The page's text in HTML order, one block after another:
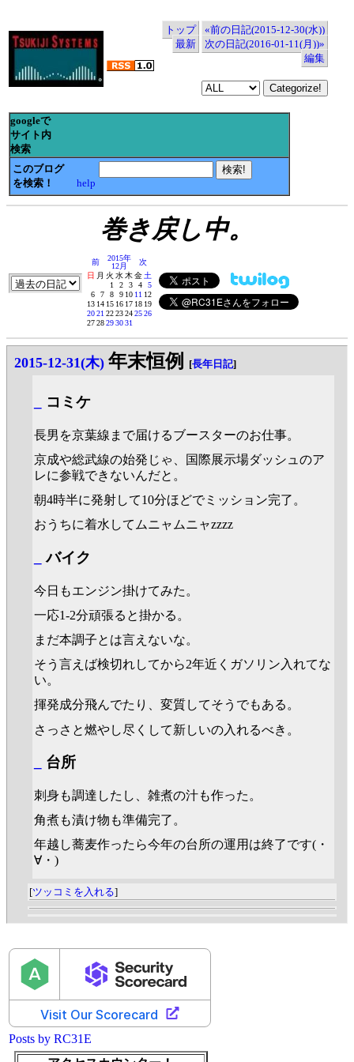
トップ
«前の日記(2015-12-30(水))
最新
次の日記(2016-01-11(月))»
編集
googleで
サイト内
検索
このブログ
を検索！
help
巻き戻し中。
前
2015年
12月
次
日 月 火 水木金土
1
2 3 4
5
6
7 8 9 10 11 12
13 14 15 16 17 18 19
20212223242526
2728293031
2015-12-31(木) 年末恒例 [長年日記]
コミケ
長男を京葉線まで届けるブースターのお仕事。
京成や総武線の始発じゃ、国際展示場ダッシュのア
レに参戦できないんだと。
朝4時半に発射して10分ほどでミッション完了。
おうちに着水してムニャムニャzzzz
バイク
今日もエンジン掛けてみた。
一応1-2分頑張ると掛かる。
まだ本調子とは言えないな。
そう言えば検切れしてから2年近くガソリン入れてな
い。
揮発成分飛んでたり、変質してそうでもある。
さっさと燃やし尽くして新しいの入れるべき。
台所
刺身も調達したし、雑煮の汁も作った。
角煮も漬け物も準備完了。
年越し蕎麦作ったら今年の台所の運用は終了です(・
∀・)
[ツッコミを入れる]
Posts by RC31E